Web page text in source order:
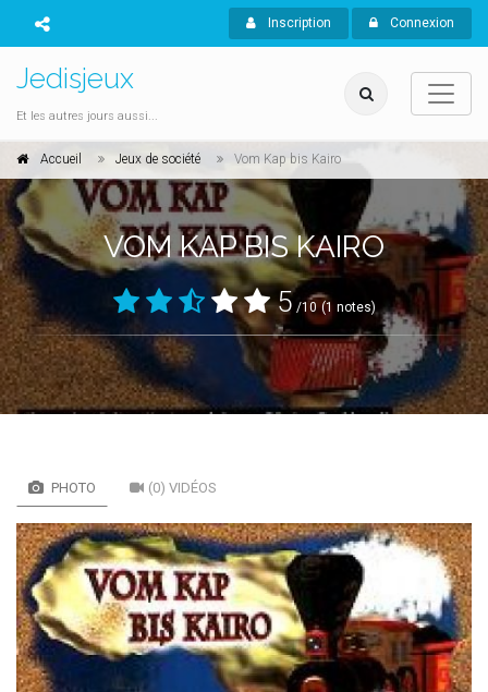
Inscription Connexion
Jedisjeux
Et les autres jours aussi...
Accueil Jeux de société Vom Kap bis Kairo
VOM KAP BIS KAIRO
5 /10 (1 notes)
PHOTO (0) VIDÉOS